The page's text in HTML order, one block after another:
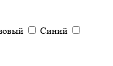
Синий